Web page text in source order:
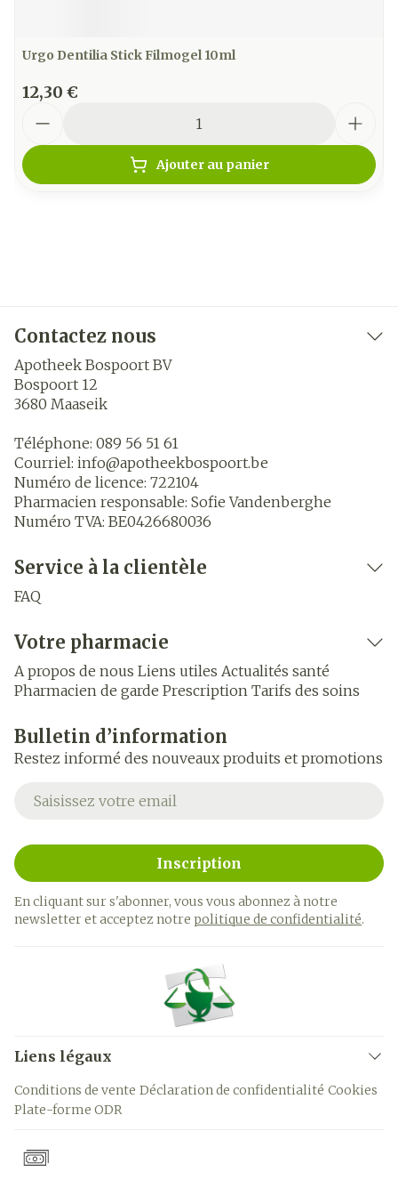
Urgo Dentilia Stick Filmogel 10ml
12,30 €
Ajouter au panier
Contactez nous
Apotheek Bospoort BV
Bospoort 12
3680 Maaseik
Téléphone: 089 56 51 61
Courriel: info@apotheekbospoort.be
Numéro de licence: 722104
Pharmacien responsable: Sofie Vandenberghe
Numéro TVA: BE0426680036
Service à la clientèle
FAQ
Votre pharmacie
A propos de nous Liens utiles Actualités santé
Pharmacien de garde Prescription Tarifs des soins
Bulletin d’information
Restez informé des nouveaux produits et promotions
Adresse mail
Inscription
En cliquant sur s'abonner, vous vous abonnez à notre
newsletter et acceptez notre politique de confidentialité.
Liens légaux
Conditions de vente Déclaration de confidentialité Cookies
Plate-forme ODR